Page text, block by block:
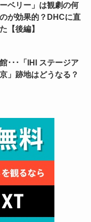
ーベリー」は観劇の何
が効果的？DHCに直
【後編】
･･･「IHI ステージア
」跡地はどうなる？